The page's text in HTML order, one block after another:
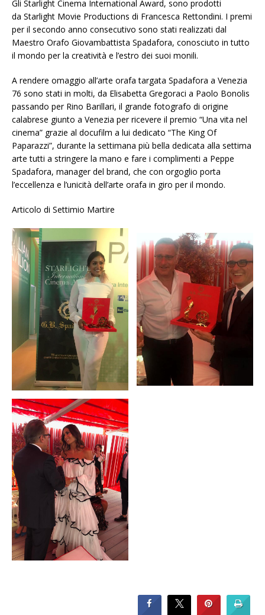
Gli Starlight Cinema International Award, sono prodotti
da Starlight Movie Productions di Francesca Rettondini. I premi
per il secondo anno consecutivo sono stati realizzati dal
Maestro Orafo Giovambattista Spadafora, conosciuto in tutto
il mondo per la creatività e l’estro dei suoi monili.
A rendere omaggio all’arte orafa targata Spadafora a Venezia
76 sono stati in molti, da Elisabetta Gregoraci a Paolo Bonolis
passando per Rino Barillari, il grande fotografo di origine
calabrese giunto a Venezia per ricevere il premio “Una vita nel
cinema” grazie al docufilm a lui dedicato “The King Of
Paparazzi”, durante la settimana più bella dedicata alla settima
arte tutti a stringere la mano e fare i complimenti a Peppe
Spadafora, manager del brand, che con orgoglio porta
l’eccellenza e l’unicità dell’arte orafa in giro per il mondo.
Articolo di Settimio Martire